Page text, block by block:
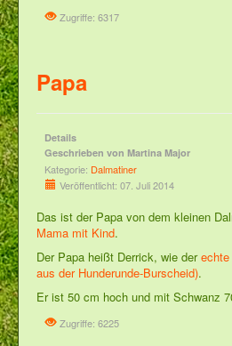
Zugriffe: 6317
Papa
Details
Geschrieben von Martina Major
Kategorie: Dalmatiner
Veröffentlicht: 07. Juli 2014
Das ist der Papa von dem kleinen
Mama mit Kind.
Der Papa heißt Derrick, wie der
aus der Hunderunde-Burscheid).
Er ist 50 cm hoch und mit Schwanz
Zugriffe: 6225